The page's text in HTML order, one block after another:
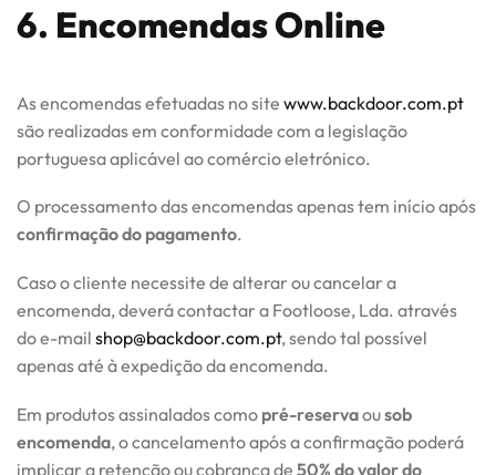
6. Encomendas Online
As encomendas efetuadas no site www.backdoor.com.pt
são realizadas em conformidade com a legislação
portuguesa aplicável ao comércio eletrónico.
O processamento das encomendas apenas tem início após
confirmação do pagamento.
Caso o cliente necessite de alterar ou cancelar a
encomenda, deverá contactar a Footloose, Lda. através
do e-mail shop@backdoor.com.pt, sendo tal possível
apenas até à expedição da encomenda.
Em produtos assinalados como pré-reservaousob
encomenda, o cancelamento após a confirmação poderá
implicar a retenção ou cobrança de 50% do valor do